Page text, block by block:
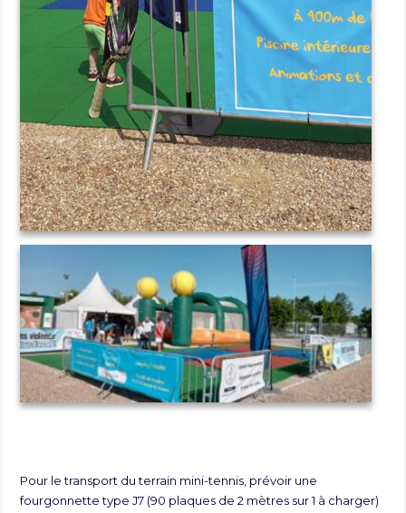
Pour le transport du terrain mini-tennis, prévoir une
fourgonnette type J7 (90 plaques de 2 mètres sur 1 à charger)